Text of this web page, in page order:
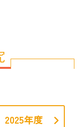
2025年度